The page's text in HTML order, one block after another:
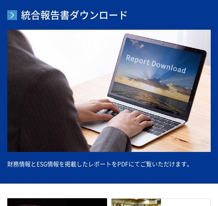
統合報告書ダウンロード
財務情報とESG情報を掲載したレポートをPDFにてご覧いただけます。